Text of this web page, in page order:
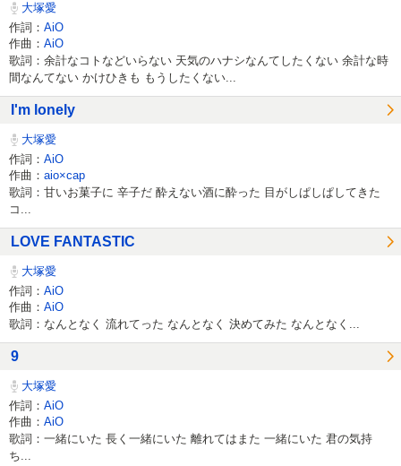
大塚愛
作詞： AiO
作曲： AiO
歌詞：余計なコトなどいらない 天気のハナシなんてしたくない 余計な時
間なんてない かけひきも もうしたくない...
I'm lonely
大塚愛
作詞： AiO
作曲： aio×cap
歌詞：甘いお菓子に 辛子だ 酔えない酒に酔った 目がしぱしぱしてきた
コ...
LOVE FANTASTIC
大塚愛
作詞： AiO
作曲： AiO
歌詞：なんとなく 流れてった なんとなく 決めてみた なんとなく...
9
大塚愛
作詞： AiO
作曲： AiO
歌詞：一緒にいた 長く一緒にいた 離れてはまた 一緒にいた 君の気持
ち...